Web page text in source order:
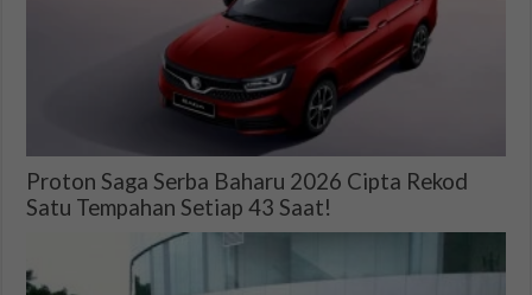
Proton Saga Serba Baharu 2026 Cipta Rekod
Satu Tempahan Setiap 43 Saat!